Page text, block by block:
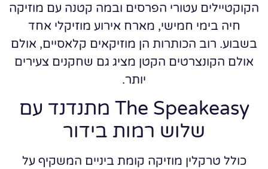
הקוקטיילים עטורי הפרסים ובמה קטנה עם מוזיקה
חיה בימי חמישי, מארח אירוע מוזיקלי אחד
בשבוע. רוב הכותרות הן מוזיקאים קלאסיים, אולם
אולם הקונצרטים הקטן מציג גם שחקנים צעירים
יותר.
The Speakeasy מתנדנד עם
שלוש רמות בידור
כולל טרקלין מוזיקה קומת ביניים המשקיף על